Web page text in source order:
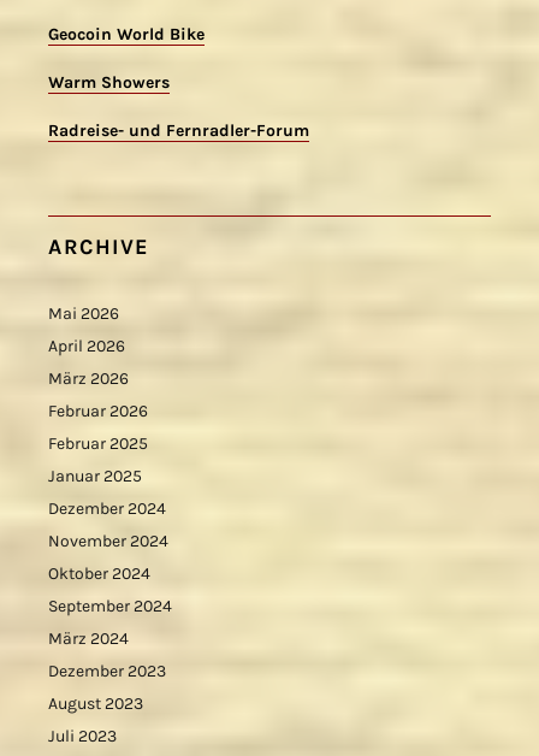
Geocoin World Bike
Warm Showers
Radreise- und Fernradler-Forum
ARCHIVE
Mai 2026
April 2026
März 2026
Februar 2026
Februar 2025
Januar 2025
Dezember 2024
November 2024
Oktober 2024
September 2024
März 2024
Dezember 2023
August 2023
Juli 2023